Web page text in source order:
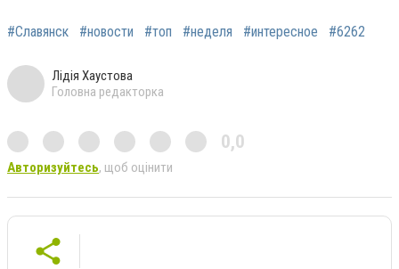
#Славянск #новости #топ #неделя #интересное #6262
Лідія Хаустова
Головна редакторка
0,0
Авторизуйтесь, щоб оцінити